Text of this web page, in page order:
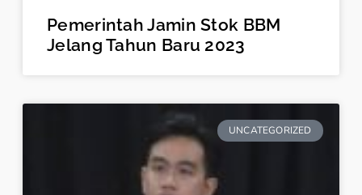
Pemerintah Jamin Stok BBM
Jelang Tahun Baru 2023
UNCATEGORIZED